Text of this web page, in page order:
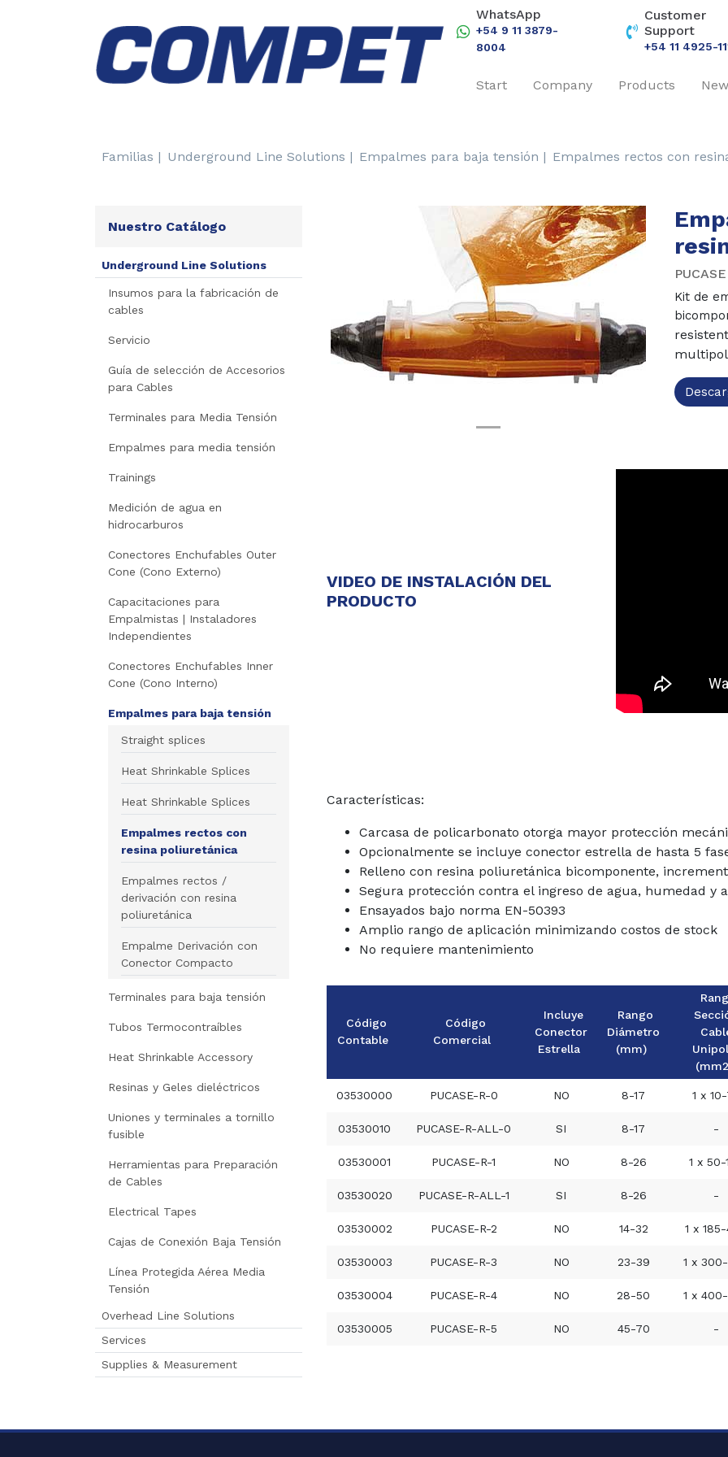
WhatsApp
+54 9 11 3879-
8004
Customer
Support
+54 11 4925-
Start Company Products
Familias | Underground Line Solutions | Empalmes para baja tensión | Empalmes rectos con
Nuestro Catálogo
Underground Line Solutions
Insumos para la fabricación de
cables
Servicio
Guía de selección de Accesorios
para Cables
Terminales para Media Tensión
Empalmes para media tensión
Trainings
Medición de agua en
hidrocarburos
Conectores Enchufables Outer
Cone (Cono Externo)
Capacitaciones para
Empalmistas | Instaladores
Independientes
Conectores Enchufables Inner
Cone (Cono Interno)
Empalmes para baja tensión
Straight splices
Heat Shrinkable Splices
Heat Shrinkable Splices
Empalmes rectos con
resina poliuretánica
Empalmes rectos /
derivación con resina
poliuretánica
Empalme Derivación con
Conector Compacto
Terminales para baja tensión
Tubos Termocontraíbles
Heat Shrinkable Accessory
Resinas y Geles dieléctricos
Uniones y terminales a tornillo
fusible
Herramientas para Preparación
de Cables
Electrical Tapes
Cajas de Conexión Baja Tensión
Línea Protegida Aérea Media
Tensión
Overhead Line Solutions
Services
Supplies & Measurement
Previous Next
PUCASE
Kit de
VIDEO DE INSTALACIÓN DEL
PRODUCTO
Características:
Carcasa de policarbonato otorga mayor protección
Opcionalmente se incluye conector estrella de hasta 5
Relleno con resina poliuretánica bicomponente,
Segura protección contra el ingreso de agua, humedad y
Ensayados bajo norma EN-50393
Amplio rango de aplicación minimizando costos de stock
No requiere mantenimiento
Código
Contable
Código
Comercial
Incluye
Conector
Estrella
Rango
Diámetro
(mm)
03530000 PUCASE-R-0 NO 8-17 1 x
03530010 PUCASE-R-ALL-0 SI 8-17 -
03530001 PUCASE-R-1 NO 8-26 1 x
03530020 PUCASE-R-ALL-1 SI 8-26 -
03530002 PUCASE-R-2 NO 14-32 1 x
03530003 PUCASE-R-3 NO 23-39 1 x
03530004 PUCASE-R-4 NO 28-50 1 x
03530005 PUCASE-R-5 NO 45-70 -